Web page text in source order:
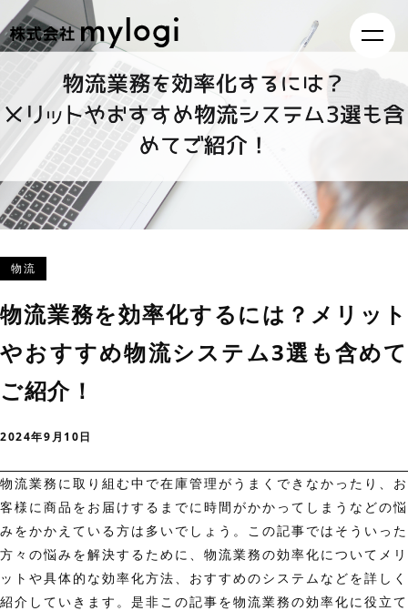
物流
物流業務を効率化するには？メリット
やおすすめ物流システム3選も含めて
ご紹介！
2024年9月10日
物流業務に取り組む中で在庫管理がうまくできなかったり、お
客様に商品をお届けするまでに時間がかかってしまうなどの悩
みをかかえている方は多いでしょう。この記事ではそういった
方々の悩みを解決するために、物流業務の効率化についてメリ
ットや具体的な効率化方法、おすすめのシステムなどを詳しく
紹介していきます。是非この記事を物流業務の効率化に役立て